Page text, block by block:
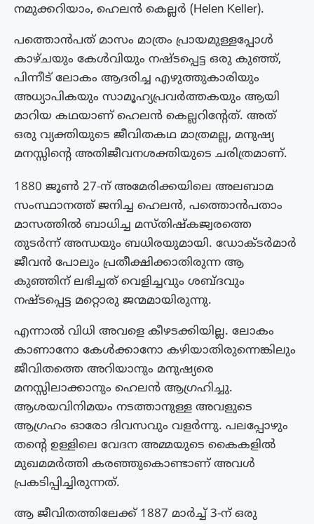
നമുക്കറിയാം, ഹെലൻ കെല്ലർ (Helen Keller).
പത്തൊൻപത് മാസം മാത്രം പ്രായമുള്ളപ്പോൾ
കാഴ്ചയും കേൾവിയും നഷ്ടപ്പെട്ട ഒരു കുഞ്ഞ്,
പിന്നീട് ലോകം ആദരിച്ച എഴുത്തുകാരിയും
അധ്യാപികയും സാമൂഹ്യപ്രവർത്തകയും ആയി
മാറിയ കഥയാണ് ഹെലൻ കെല്ലറിന്റേത്. അത്
ഒരു വ്യക്തിയുടെ ജീവിതകഥ മാത്രമല്ല, മനുഷ്യ
മനസ്സിന്റെ അതിജീവനശക്തിയുടെ ചരിത്രമാണ്.
1880 ജൂൺ 27-ന് അമേരിക്കയിലെ അലബാമ
സംസ്ഥാനത്ത് ജനിച്ച ഹെലൻ, പത്തൊൻപതാം
മാസത്തിൽ ബാധിച്ച മസ്തിഷ്കജ്വരത്തെ
തുടർന്ന് അന്ധയും ബധിരയുമായി. ഡോക്ടർമാർ
ജീവൻ പോലും പ്രതീക്ഷിക്കാതിരുന്ന ആ
കുഞ്ഞിന് ലഭിച്ചത് വെളിച്ചവും ശബ്ദവും
നഷ്ടപ്പെട്ട മറ്റൊരു ജന്മമായിരുന്നു.
എന്നാൽ വിധി അവളെ കീഴടക്കിയില്ല. ലോകം
കാണാനോ കേൾക്കാനോ കഴിയാതിരുന്നെങ്കിലും
ജീവിതത്തെ അറിയാനും മനുഷ്യരെ
മനസ്സിലാക്കാനും ഹെലൻ ആഗ്രഹിച്ചു.
ആശയവിനിമയം നടത്താനുള്ള അവളുടെ
ആഗ്രഹം ഓരോ ദിവസവും വളർന്നു. പലപ്പോഴും
തന്റെ ഉള്ളിലെ വേദന അമ്മയുടെ കൈകളിൽ
മുഖമമർത്തി കരഞ്ഞുകൊണ്ടാണ് അവൾ
പ്രകടിപ്പിച്ചിരുന്നത്.
ആ ജീവിതത്തിലേക്ക് 1887 മാർച്ച് 3-ന് ഒരു